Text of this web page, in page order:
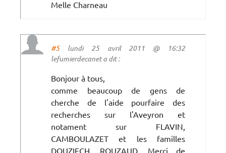
Melle Charneau
#5lundi 25 avril 2011 @ 16:32
lefumierdecanet a dit :
Bonjour à tous,
comme beaucoup de gens de
cherche de l'aide pourfaire des
recherches sur l'Aveyron et
notament sur FLAVIN,
CAMBOULAZET et les familles
DOUZIECH, ROUZAUD. Merçi de